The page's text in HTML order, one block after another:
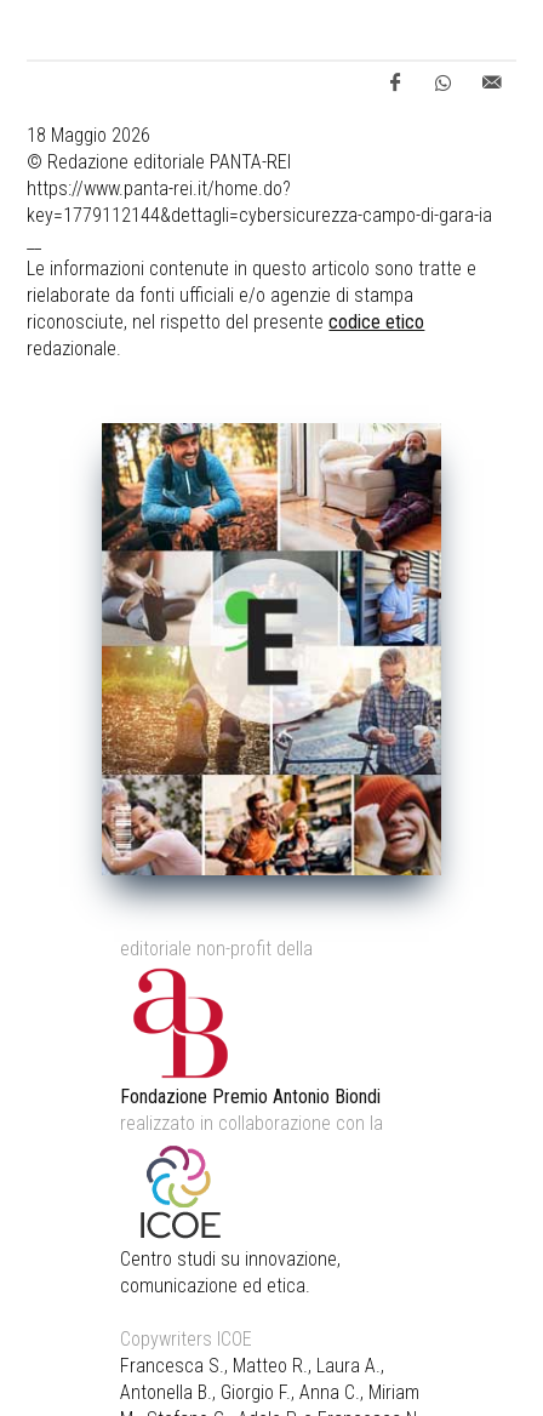
18 Maggio 2026
© Redazione editoriale PANTA-REI
https://www.panta-rei.it/home.do?
key=1779112144&dettagli=cybersicurezza-campo-di-gara-ia
Le informazioni contenute in questo articolo sono tratte e
rielaborate da fonti ufficiali e/o agenzie di stampa
riconosciute, nel rispetto del presentecodice etico
redazionale.
editoriale non-profit della
Fondazione Premio Antonio Biondi
realizzato in collaborazione con la
Centro studi su innovazione,
comunicazione ed etica.
Copywriters ICOE
Francesca S., Matteo R., Laura A.,
Antonella B., Giorgio F., Anna C., Miriam